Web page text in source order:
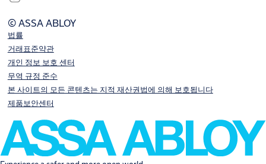
© ASSA ABLOY
법률
거래표준약관
개인 정보 보호 센터
무역 규정 준수
본 사이트의 모든 콘텐츠는 지적 재산권법에 의해 보호됩니다
제품보안센터